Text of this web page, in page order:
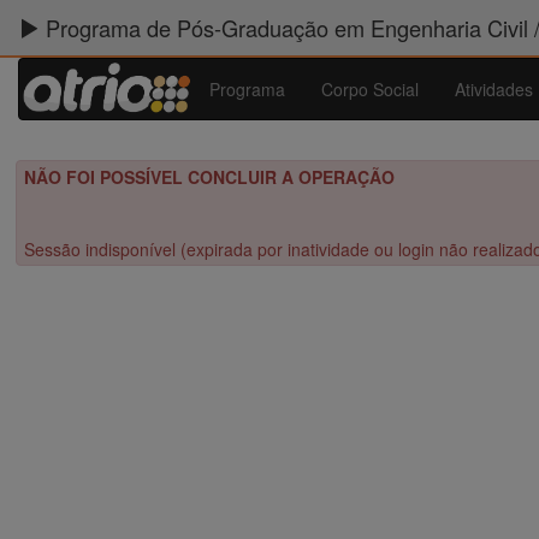
Programa de Pós-Graduação em Engenharia Civil
Programa Corpo Social Atividades
NÃO FOI POSSÍVEL CONCLUIR A OPERAÇÃO
Sessão indisponível (expirada por inatividade ou login não